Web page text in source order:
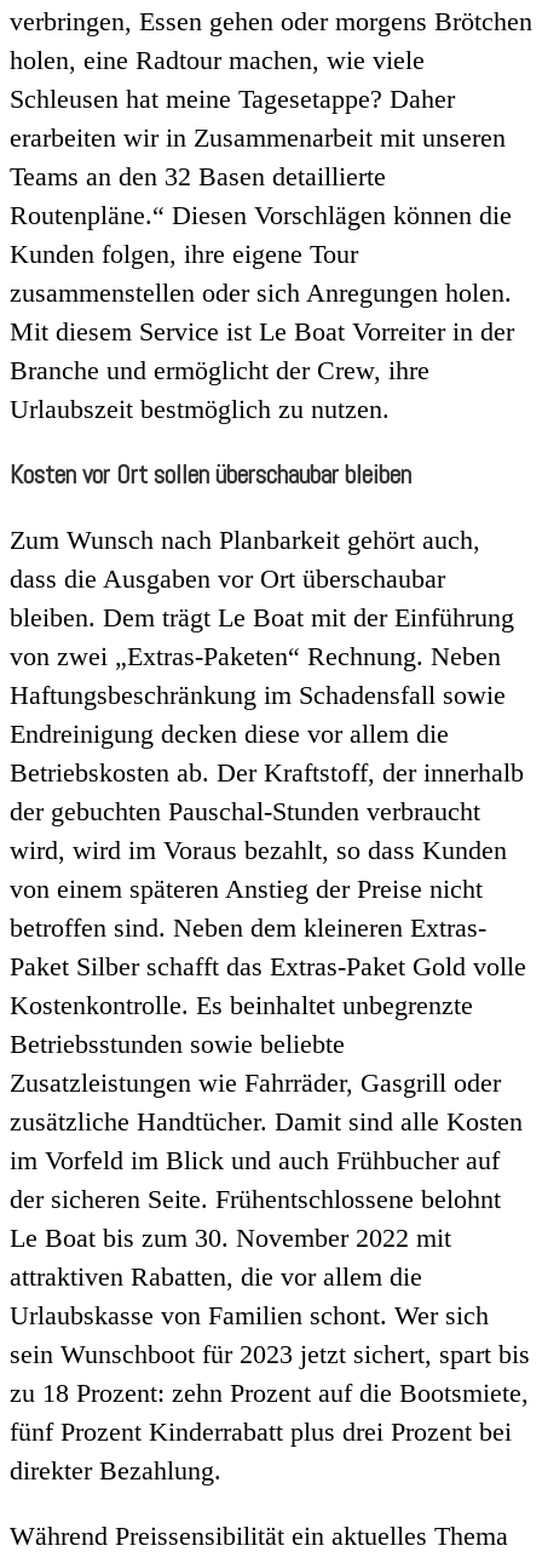
verbringen, Essen gehen oder morgens Brötchen
holen, eine Radtour machen, wie viele
Schleusen hat meine Tagesetappe? Daher
erarbeiten wir in Zusammenarbeit mit unseren
Teams an den 32 Basen detaillierte
Routenpläne.“ Diesen Vorschlägen können die
Kunden folgen, ihre eigene Tour
zusammenstellen oder sich Anregungen holen.
Mit diesem Service ist Le Boat Vorreiter in der
Branche und ermöglicht der Crew, ihre
Urlaubszeit bestmöglich zu nutzen.
Kosten vor Ort sollen überschaubar bleiben
Zum Wunsch nach Planbarkeit gehört auch,
dass die Ausgaben vor Ort überschaubar
bleiben. Dem trägt Le Boat mit der Einführung
von zwei „Extras-Paketen“ Rechnung. Neben
Haftungsbeschränkung im Schadensfall sowie
Endreinigung decken diese vor allem die
Betriebskosten ab. Der Kraftstoff, der innerhalb
der gebuchten Pauschal-Stunden verbraucht
wird, wird im Voraus bezahlt, so dass Kunden
von einem späteren Anstieg der Preise nicht
betroffen sind. Neben dem kleineren Extras-
Paket Silber schafft das Extras-Paket Gold volle
Kostenkontrolle. Es beinhaltet unbegrenzte
Betriebsstunden sowie beliebte
Zusatzleistungen wie Fahrräder, Gasgrill oder
zusätzliche Handtücher. Damit sind alle Kosten
im Vorfeld im Blick und auch Frühbucher auf
der sicheren Seite. Frühentschlossene belohnt
Le Boat bis zum 30. November 2022 mit
attraktiven Rabatten, die vor allem die
Urlaubskasse von Familien schont. Wer sich
sein Wunschboot für 2023 jetzt sichert, spart bis
zu 18 Prozent: zehn Prozent auf die Bootsmiete,
fünf Prozent Kinderrabatt plus drei Prozent bei
direkter Bezahlung.
Während Preissensibilität ein aktuelles Thema